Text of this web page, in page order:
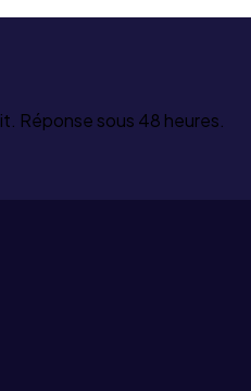
Réponse sous 48 heures.